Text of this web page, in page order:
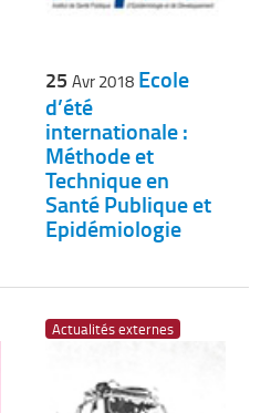
25 Avr 2018 Ecole
d’été
internationale :
Méthode et
Technique en
Santé Publique et
Epidémiologie
Actualités externes